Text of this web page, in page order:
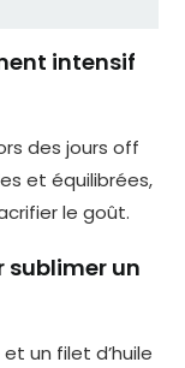
intensif
des jours off
et équilibrées,
le goût.
sublimer un
un filet d’huile